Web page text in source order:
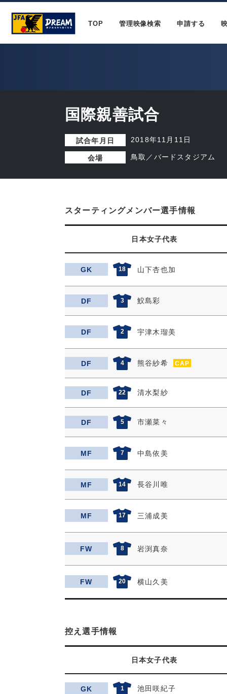
TOP 管理映像検索 申請する
国際親善試合
試合年月日 2018年11月11日
会場 鳥取／バードスタジアム
スターティングメンバー選手情報
日本女子代表
GK 18 山下杏也加
DF 3 鮫島彩
DF 2 宇津木瑠美
DF 4 熊谷紗希 CAP
DF 22 清水梨紗
DF 5 市瀬菜々
MF 7 中島依美
MF 14 長谷川唯
MF 17 三浦成美
FW 8 岩渕真奈
FW 20 横山久美
控え選手情報
日本女子代表
GK 1 池田咲紀子